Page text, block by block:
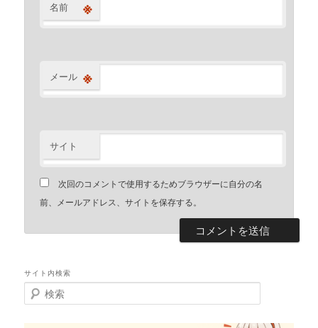
名前 ※
メール ※
サイト
次回のコメントで使用するためブラウザーに自分の名
前、メールアドレス、サイトを保存する。
サイト内検索
検
索